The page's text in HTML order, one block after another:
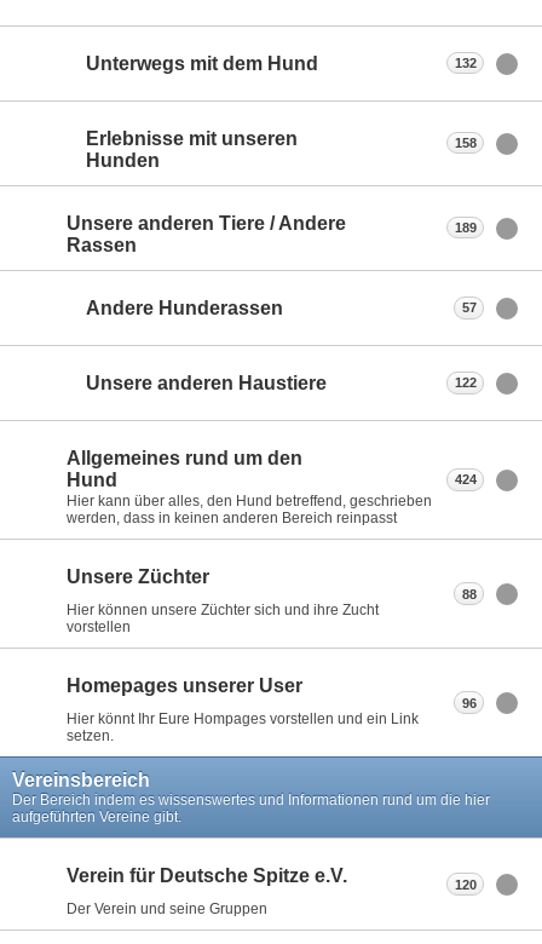
Unterwegs mit dem Hund 132
Erlebnisse mit unseren
Hunden
158
Unsere anderen Tiere / Andere
Rassen
189
Andere Hunderassen 57
Unsere anderen Haustiere 122
Allgemeines rund um den
Hund
Hier kann über alles, den Hund betreffend, geschrieben
werden, dass in keinen anderen Bereich reinpasst
424
Unsere Züchter
Hier können unsere Züchter sich und ihre Zucht
vorstellen
88
Homepages unserer User
Hier könnt Ihr Eure Hompages vorstellen und ein Link
setzen.
96
Vereinsbereich
Der Bereich indem es wissenswertes und Informationen rund um die hier
aufgeführten Vereine gibt.
Verein für Deutsche Spitze e.V.
Der Verein und seine Gruppen
120